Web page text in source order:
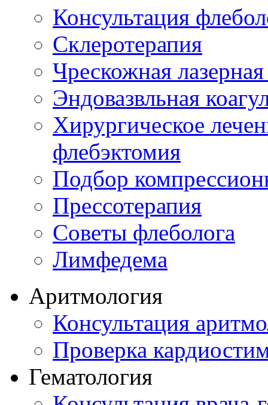
Консультация
Склеротерапия
Чрескожная
Эндовазвльная
Хирургическое
флебэктомия
Подбор
Прессотерапия
Советы флеболога
Лимфедема
Аритмология
Консультация
Проверка
Гематология